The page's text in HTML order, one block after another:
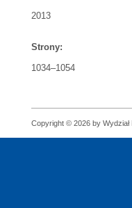
2013
Strony:
1034–1054
Copyright © 2026 by